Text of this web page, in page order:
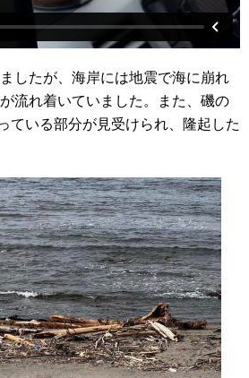
したが、海岸には地震で海に崩れ
流れ着いていました。また、磯の
ている部分が見受けられ、隆起した